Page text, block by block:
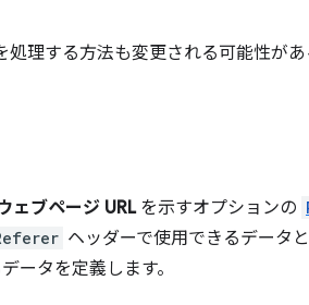
理する方法も変更される可能性が
ェブページ URLを示すオプションの
ヘッダーで使用できるデータ
ータを定義します。